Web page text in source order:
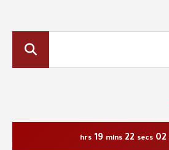
02
hrs 19 mins 22 secs